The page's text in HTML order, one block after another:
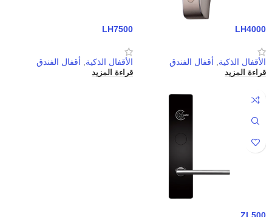
LH4000
الأقفال الذكية أقفال الفندق
قراءة المزيد
LH7500
الأقفال الذكية أقفال الفندق
قراءة المزيد